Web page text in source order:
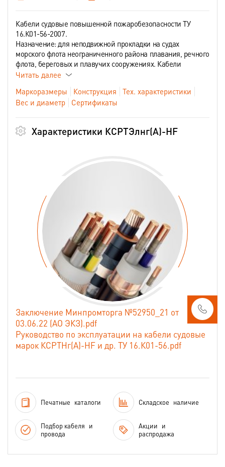
Кабели судовые повышенной пожаробезопасности ТУ
16.К01-56-2007.
Назначение: для неподвижной прокладки на судах
морского флота неограниченного района плавания, речного
флота, береговых и плавучих сооружениях. Кабели
Читать далее
Маркоразмеры
Конструкция
Тех. характеристики
Вес и диаметр
Сертификаты
Характеристики КСРТЭлнг(А)-HF
Заключение Минпромторга №52950_21 от
03.06.22 (АО ЭКЗ).pdf
Руководство по эксплуатации на кабели судовые
марок КСРТНг(А)-HF и др. ТУ 16.К01-56.pdf
Печатные каталоги Складское наличие
Подбор кабеля и
провода
Акции и
распродажа